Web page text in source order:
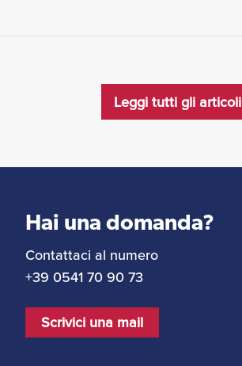
Leggi tutti gli articoli
Hai una domanda?
Contattaci al numero
+39 0541 70 90 73
Scrivici una mail